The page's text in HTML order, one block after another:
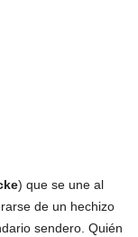
) que se une al
de un hechizo
sendero. Quién